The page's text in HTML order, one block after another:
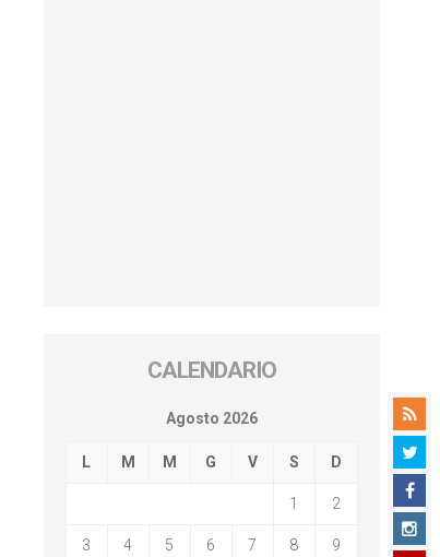
CALENDARIO
Agosto 2026
L M M G V S D
1 2
3 4 5 6 7 8 9